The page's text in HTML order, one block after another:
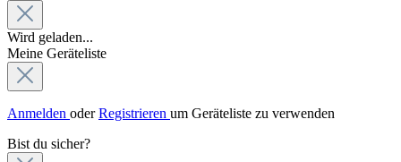
Wird geladen...
Meine Geräteliste
Anmelden oderRegistrieren um Geräteliste zu verwenden
Bist du sicher?